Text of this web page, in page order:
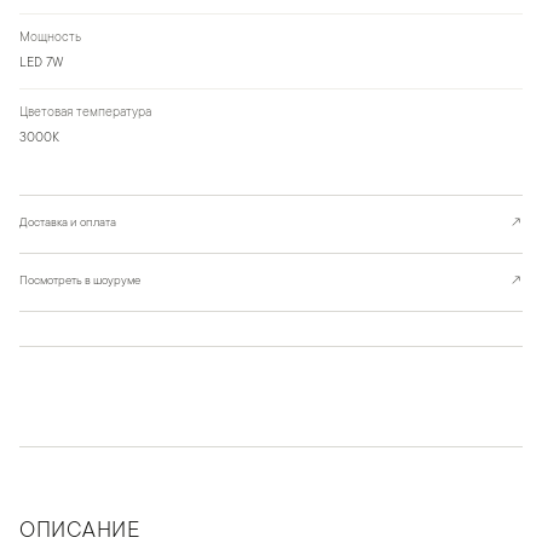
Мощность
LED 7W
Цветовая температура
3000К
Доставка и оплата ↗
Посмотреть в шоуруме ↗
ОПИСАНИЕ